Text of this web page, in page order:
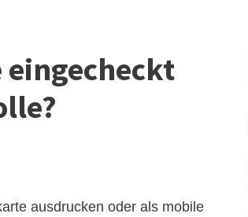
ausdrucken oder als mobile